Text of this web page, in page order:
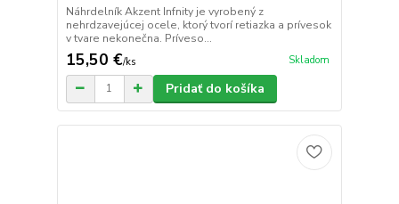
Náhrdelník Akzent Infnity je vyrobený z
nehrdzavejúcej ocele, ktorý tvorí retiazka a prívesok
v tvare nekonečna. Príveso...
15,50 €/ks Skladom
Pridať do košíka